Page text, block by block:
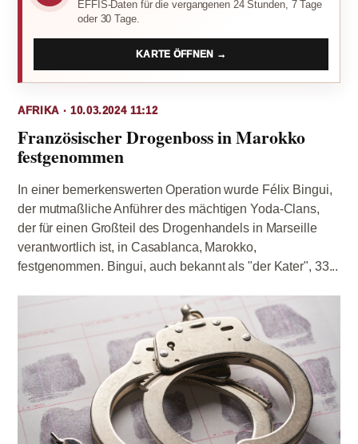
EFFIS-Daten für die vergangenen 24 Stunden, 7 Tage
oder 30 Tage.
KARTE ÖFFNEN →
AFRIKA · 10.03.2024 11:12
Französischer Drogenboss in Marokko
festgenommen
In einer bemerkenswerten Operation wurde Félix Bingui,
der mutmaßliche Anführer des mächtigen Yoda-Clans,
der für einen Großteil des Drogenhandels in Marseille
verantwortlich ist, in Casablanca, Marokko,
festgenommen. Bingui, auch bekannt als "der Kater", 33...